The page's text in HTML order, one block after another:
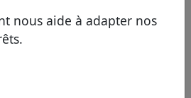
nous aide à adapter nos